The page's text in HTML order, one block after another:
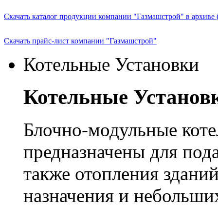
Скачать каталог продукции компании "Газмашстрой" в архиве
Скачать прайс-лист компании "Газмашстрой"
Котельные Установки
Котельные
Блочно-модульные
предназначены для
также отопления
назначения и